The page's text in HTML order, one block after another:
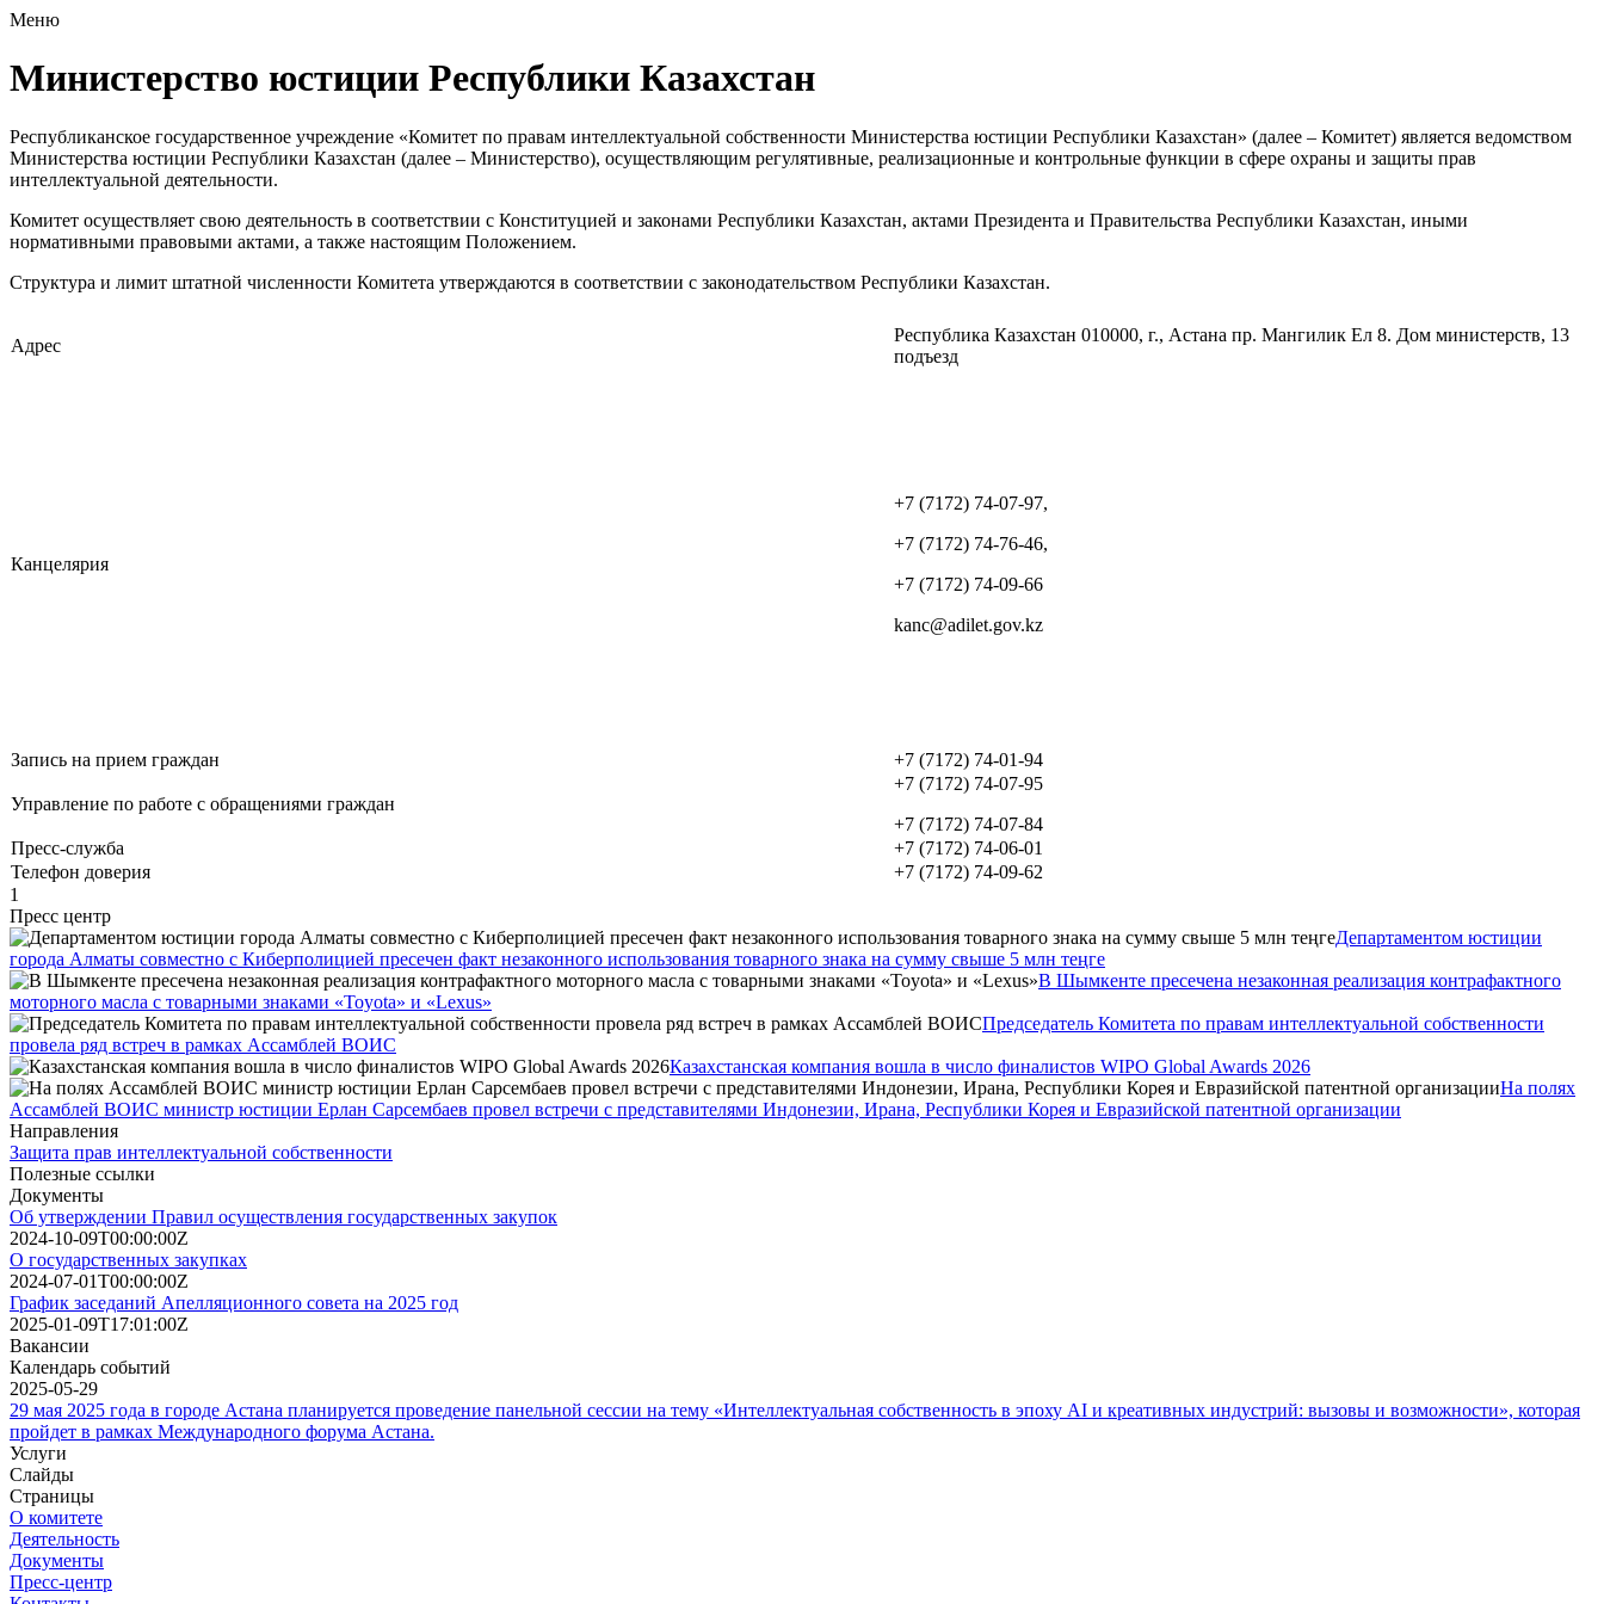
Меню
Министерство юстиции Республики Казахстан
Республиканское государственное учреждение «Комитет по правам интеллектуальной собственности Министерства юстиции Республики Казахстан» (далее – Комитет) является ведомством
Министерства юстиции Республики Казахстан (далее – Министерство), осуществляющим регулятивные, реализационные и контрольные функции в сфере охраны и защиты прав
интеллектуальной деятельности.
Комитет осуществляет свою деятельность в соответствии с Конституцией и законами Республики Казахстан, актами Президента и Правительства Республики Казахстан, иными
нормативными правовыми актами, а также настоящим Положением.
Структура и лимит штатной численности Комитета утверждаются в соответствии с законодательством Республики Казахстан.
Адрес
Республика Казахстан 010000, г., Астана пр. Мангилик Ел 8. Дом министерств, 13
подъезд
Канцелярия
+7 (7172) 74-07-97,
+7 (7172) 74-76-46,
+7 (7172) 74-09-66
kanc@adilet.gov.kz
Запись на прием граждан +7 (7172) 74-01-94
Управление по работе с обращениями граждан
+7 (7172) 74-07-95
+7 (7172) 74-07-84
Пресс-служба
+7 (7172) 74-06-01
Телефон доверия
+7 (7172) 74-09-62
1
Пресс центр
Департаментом юстиции
города Алматы совместно с Киберполицией пресечен факт незаконного использования товарного знака на сумму свыше 5 млн теңге
В Шымкенте пресечена незаконная реализация контрафактного
моторного масла с товарными знаками «Toyota» и «Lexus»
Председатель Комитета по правам интеллектуальной собственности
провела ряд встреч в рамках Ассамблей ВОИС
Казахстанская компания вошла в число финалистов WIPO Global Awards 2026
На полях
Ассамблей ВОИС министр юстиции Ерлан Сарсембаев провел встречи с представителями Индонезии, Ирана, Республики Корея и Евразийской патентной организации
Направления
Защита прав интеллектуальной собственности
Полезные ссылки
Документы
Об утверждении Правил осуществления государственных закупок
2024-10-09T00:00:00Z
О государственных закупках
2024-07-01T00:00:00Z
График заседаний Апелляционного совета на 2025 год
2025-01-09T17:01:00Z
Вакансии
Календарь событий
2025-05-29
29 мая 2025 года в городе Астана планируется проведение панельной сессии на тему «Интеллектуальная собственность в эпоху AI и креативных индустрий: вызовы и возможности», которая
пройдет в рамках Международного форума Астана.
Услуги
Слайды
Страницы
О комитете
Деятельность
Документы
Пресс-центр